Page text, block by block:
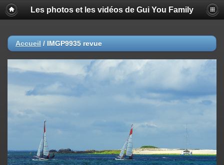
Les photos et les vidéos de Gui You Family
Accueil / IMGP9935 revue